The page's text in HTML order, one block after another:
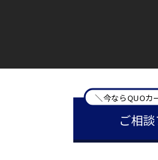
＼今ならQUOカ
ご相